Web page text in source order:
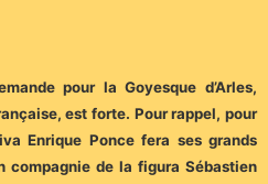
pour la Goyesque d’Arles,
est forte. Pour rappel, pour
Enrique Ponce fera ses grands
compagnie de la figura Sébastien